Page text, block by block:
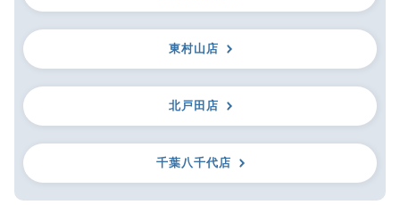
東村山店
北戸田店
千葉八千代店